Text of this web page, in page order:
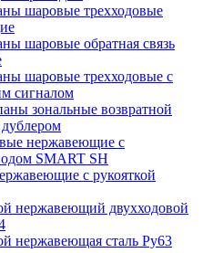
шаровые трехходовые
шаровые обратная связь
шаровые трехходовые с
сигналом
зональные возвратной
нержавеющие с
SMART SH
с рукояткой
нержавеющий двухходовой
нержавеющая сталь Ру63